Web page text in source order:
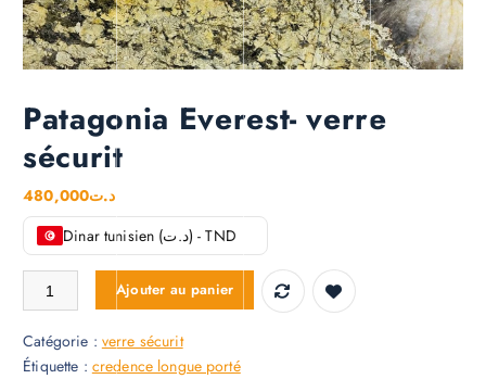
Patagonia Everest- verre
sécurit
د.ت480,000
Dinar tunisien (د.ت) - TND
quantité de Patagonia Everest- verre sécurit
Ajouter au panier
Catégorie : verre sécurit
Étiquette : credence longue porté